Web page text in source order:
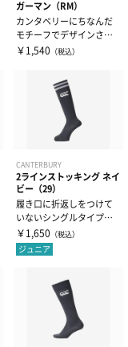
ガーマン（RM）
カンタベリーにちなんだ
モチーフでデザインされ
たアイロン接着タイプの
￥1,540 （税込）
CANTERBURY
2ラインストッキング ネイ
ビー（29）
履き口に折返しをつけて
いないシングルタイプのJ
R.サイズ2ラインストッキ
ングです...
￥1,650 （税込）
ジュニア